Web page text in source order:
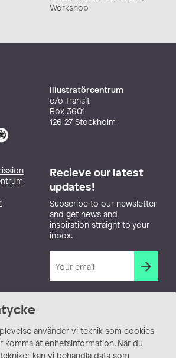
använder vi teknik som cookies
komma åt enhetsinformation. När du
kan vi behandla data som
Workshop
Illustratörcentrum
c/o Transit
Box 3601
126 27 Stockholm
Recieve our latest
updates!
Subscribe to our newsletter
and get news and
inspiration straight to your
inbox.